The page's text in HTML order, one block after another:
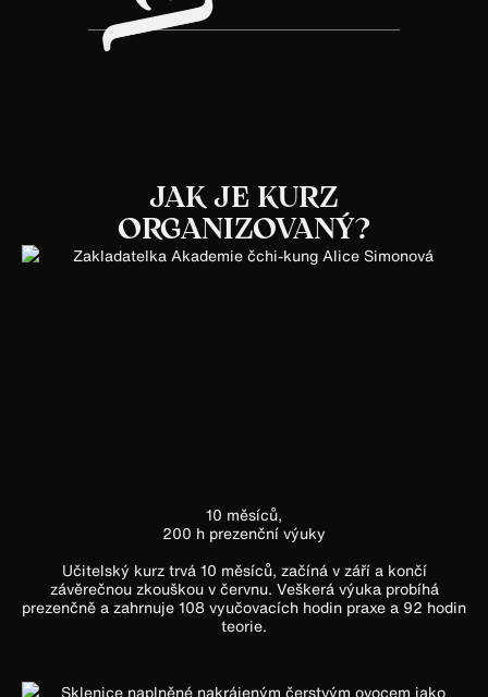
JAK JE KURZ
ORGANIZOVANÝ?
10 měsíců,
200 h prezenční výuky
Učitelský kurz trvá 10 měsíců, začíná v září a končí
závěrečnou zkouškou v červnu. Veškerá výuka probíhá
prezenčně a zahrnuje 108 vyučovacích hodin praxe a 92 hodin
teorie.